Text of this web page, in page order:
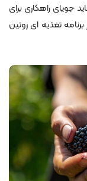
جویای راهکاری برای
تغذیه ای روتین